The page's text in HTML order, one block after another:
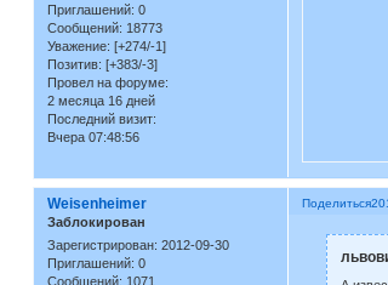
Приглашений: 0
Сообщений: 18773
Уважение: [+274/-1]
Позитив: [+383/-3]
Провел на форуме:
2 месяца 16 дней
Последний визит:
Вчера 07:48:56
Поделиться
Weisenheimer
Заблокирован
Зарегистрирован: 2012-09-30
Приглашений: 0
Сообщений: 1071